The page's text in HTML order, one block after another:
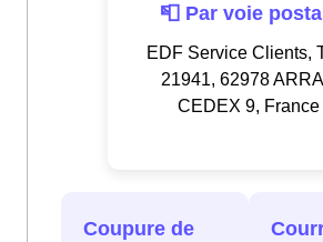
📮 Par voie
EDF Service Clients,
21941, 62978
CEDEX 9, France
Coupure de